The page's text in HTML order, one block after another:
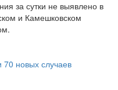
за сутки не выявлено в
и Камешковском
новых случаев